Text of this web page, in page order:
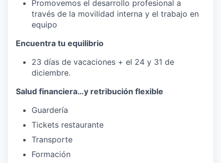
Promovemos el desarrollo profesional a
través de la movilidad interna y el trabajo en
equipo
Encuentra tu equilibrio
23 días de vacaciones + el 24 y 31 de
diciembre.
Salud financiera…y retribución flexible
Guardería
Tickets restaurante
Transporte
Formación